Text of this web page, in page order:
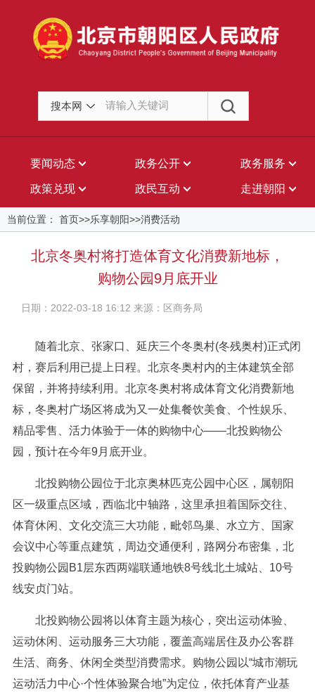
搜本网
要闻动态 政务公开 政务服务
政策兑现 政民互动 走进朝阳
当前位置： 首页>>乐享朝阳>>消费活动
北京冬奥村将打造体育文化消费新地标，
购物公园9月底开业
日期：2022-03-18 16:12 来源：区商务局
随着北京、张家口、延庆三个冬奥村(冬残奥村)正式闭
村，赛后利用已提上日程。北京冬奥村内的主体建筑全部
保留，并将持续利用。北京冬奥村将成体育文化消费新地
标，冬奥村广场区将成为又一处集餐饮美食、个性娱乐、
精品零售、活力体验于一体的购物中心——北投购物公
园，预计在今年9月底开业。
北投购物公园位于北京奥林匹克公园中心区，属朝阳
区一级重点区域，西临北中轴路，这里承担着国际交往、
体育休闲、文化交流三大功能，毗邻鸟巢、水立方、国家
会议中心等重点建筑，周边交通便利，路网分布密集，北
投购物公园B1层东西两端联通地铁8号线北土城站、10号
线安贞门站。
北投购物公园将以体育主题为核心，突出运动体验、
运动休闲、运动服务三大功能，覆盖高端居住及办公客群
生活、商务、休闲全类型消费需求。购物公园以“城市潮玩
运动活力中心·个性体验聚合地”为定位，依托体育产业基